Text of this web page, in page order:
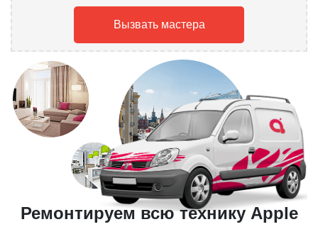
Вызвать мастера
Ремонтируем всю технику Apple